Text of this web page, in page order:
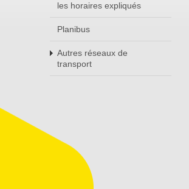
les horaires expliqués
Planibus
Autres réseaux de
transport